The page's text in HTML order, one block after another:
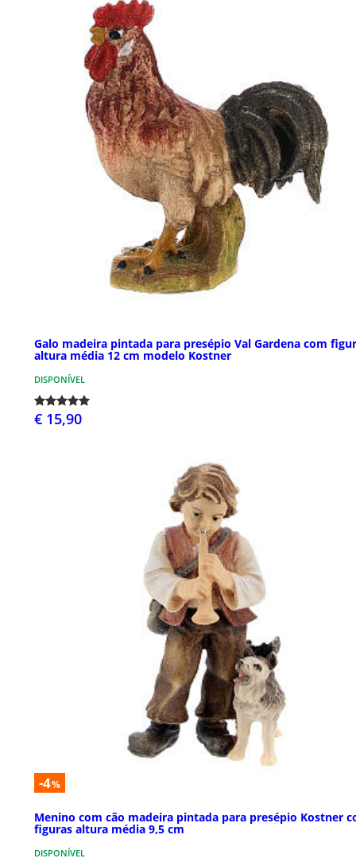
Galo madeira pintada para presépio Val Gardena com
altura média 12 cm modelo Kostner
DISPONÍVEL
€ 15,90
-4%
Menino com cão madeira pintada para presépio Kostner
figuras altura média 9,5 cm
DISPONÍVEL